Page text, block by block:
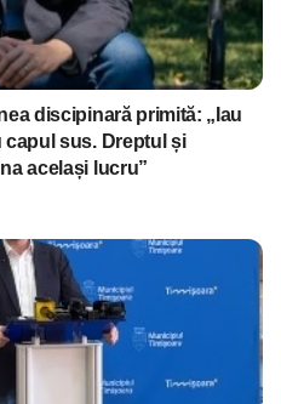
discipinară primită: „Iau
capul sus. Dreptul și
același lucru”